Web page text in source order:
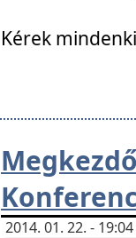
Kérek
2014. 01. 22. -